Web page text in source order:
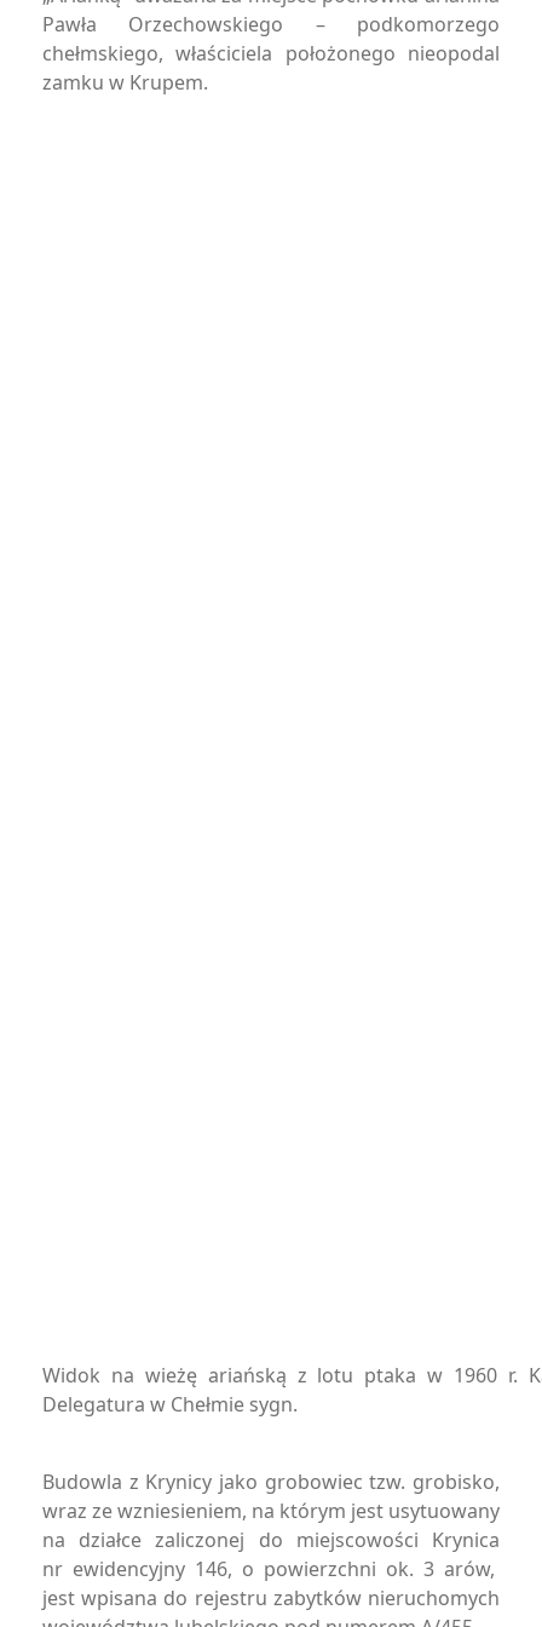
Pawła Orzechowskiego – podkomorzego
chełmskiego, właściciela położonego nieopodal
zamku w Krupem.
Widok na wieżę ariańską z lotu ptaka w 1960 r.
Delegatura w Chełmie sygn.
Budowla z Krynicy jako grobowiec tzw. grobisko,
wraz ze wzniesieniem, na którym jest usytuowany
na działce zaliczonej do miejscowości Krynica
nr ewidencyjny 146, o powierzchni ok. 3 arów,
jest wpisana do rejestru zabytków nieruchomych